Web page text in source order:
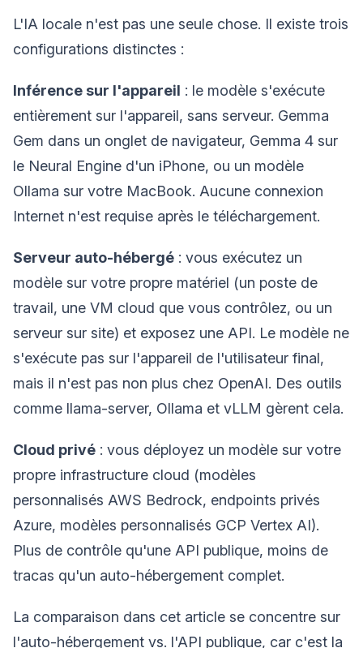
L'IA locale n'est pas une seule chose. Il existe trois
configurations distinctes :
Inférence sur l'appareil : le modèle s'exécute
entièrement sur l'appareil, sans serveur. Gemma
Gem dans un onglet de navigateur, Gemma 4 sur
le Neural Engine d'un iPhone, ou un modèle
Ollama sur votre MacBook. Aucune connexion
Internet n'est requise après le téléchargement.
Serveur auto-hébergé : vous exécutez un
modèle sur votre propre matériel (un poste de
travail, une VM cloud que vous contrôlez, ou un
serveur sur site) et exposez une API. Le modèle ne
s'exécute pas sur l'appareil de l'utilisateur final,
mais il n'est pas non plus chez OpenAI. Des outils
comme llama-server, Ollama et vLLM gèrent cela.
Cloud privé : vous déployez un modèle sur votre
propre infrastructure cloud (modèles
personnalisés AWS Bedrock, endpoints privés
Azure, modèles personnalisés GCP Vertex AI).
Plus de contrôle qu'une API publique, moins de
tracas qu'un auto-hébergement complet.
La comparaison dans cet article se concentre sur
l'auto-hébergement vs. l'API publique, car c'est la